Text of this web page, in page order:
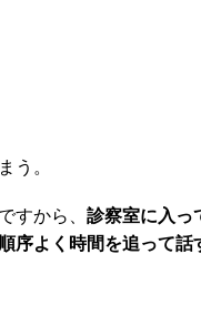
う。
すから、 診察室に入っ
序よく時間を追って